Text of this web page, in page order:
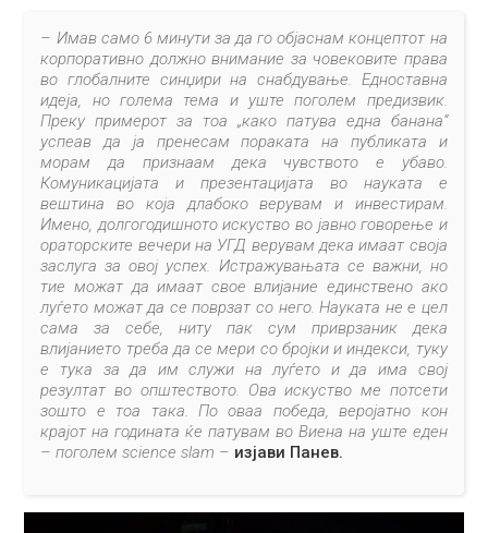
– Имав само 6 минути за да го објаснам концептот на
корпоративно должно внимание за човековите права
во глобалните синџири на снабдување. Едноставна
идеја, но голема тема и уште поголем предизвик.
Преку примерот за тоа „како патува една банана“
успеав да ја пренесам пораката на публиката и
морам да признаам дека чувството е убаво.
Комуникацијата и презентацијата во науката е
вештина во која длабоко верувам и инвестирам.
Имено, долгогодишното искуство во јавно говорење и
ораторските вечери на УГД верувам дека имаат своја
заслуга за овој успех. Истражувањата се важни, но
тие можат да имаат свое влијание единствено ако
луѓето можат да се поврзат со него. Науката не е цел
сама за себе, ниту пак сум приврзаник дека
влијанието треба да се мери со бројки и индекси, туку
е тука за да им служи на луѓето и да има свој
резултат во општеството. Ова искуство ме потсети
зошто е тоа така. По оваа победа, веројатно кон
крајот на годината ќе патувам во Виена на уште еден
– поголем science slam – изјави Панев.